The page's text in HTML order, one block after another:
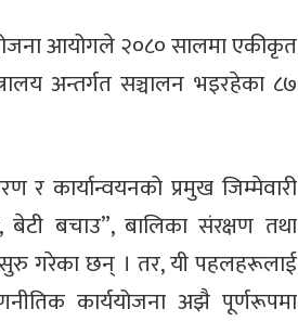
योजना आयोगले २०८० सालमा एकीकृत
अन्तर्गत सञ्चालन भइरहेका ८७
कार्यान्वयनको प्रमुख जिम्मेवारी
बचाउ”, बालिका संरक्षण तथा
सुरु गरेका छन् । तर, यी पहलहरूलाई
कार्ययोजना अझै पूर्णरूपमा